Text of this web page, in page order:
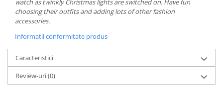
watch as twinkly Christmas lights are switched on. Have fun
choosing their outfits and adding lots of other fashion
accessories.
Informatii conformitate produs
Caracteristici
Review-uri(0)